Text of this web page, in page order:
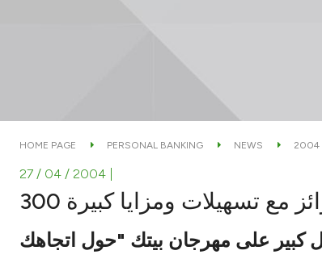
HOME PAGE PERSONAL BANKING NEWS 2004
27 / 04 / 2004
مع تسهيلات ومزايا كبيرة